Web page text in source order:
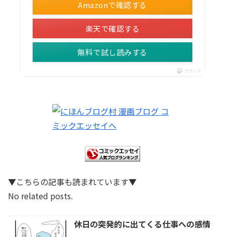
Amazonで確認する
楽天で確認する
無料で試し読みする
ポチップ
▼こちらの記事も読まれています▼
No related posts.
休日の突発的に出てくる仕事への感情